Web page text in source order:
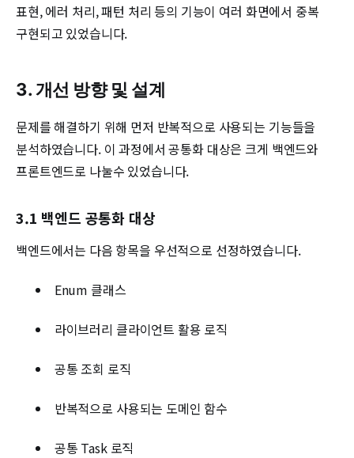
표현, 에러 처리, 패턴 처리 등의 기능이 여러 화면에서 중복
구현되고 있었습니다.
3. 개선 방향 및 설계
문제를 해결하기 위해 먼저 반복적으로 사용되는 기능들을
분석하였습니다. 이 과정에서 공통화 대상은 크게 백엔드와
프론트엔드로 나눌수 있었습니다.
3.1 백엔드 공통화 대상
백엔드에서는 다음 항목을 우선적으로 선정하였습니다.
Enum 클래스
라이브러리 클라이언트 활용 로직
공통 조회 로직
반복적으로 사용되는 도메인 함수
공통 Task 로직